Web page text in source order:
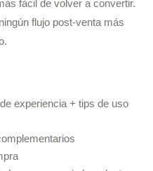
fácil de volver a convertir.
flujo post-venta más
experiencia + tips de uso